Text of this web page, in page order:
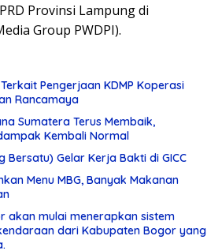
Provinsi Lampung di
Group PWDPI).
Pengerjaan KDMP Koperasi
Rancamaya
Sumatera Terus Membaik,
Kembali Normal
Bersatu) Gelar Kerja Bakti di GICC
Menu MBG, Banyak Makanan
akan mulai menerapkan sistem
dari Kabupaten Bogor yang